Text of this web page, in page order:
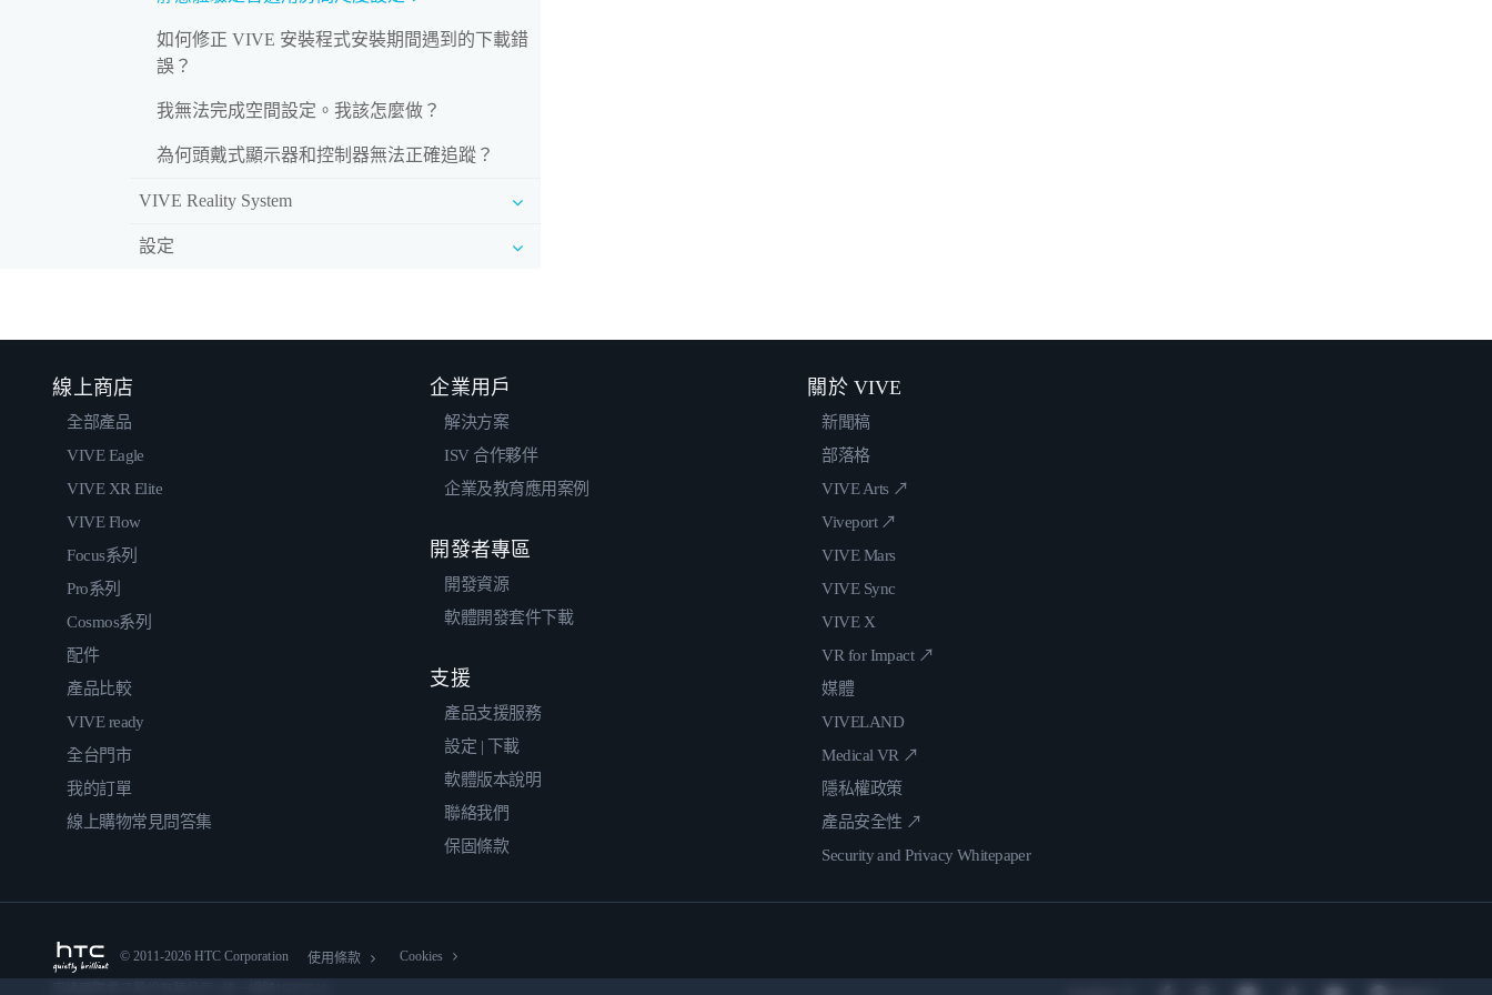
如何修正 VIVE 安裝程式安裝期間遇到的下載錯
誤？
我無法完成空間設定。我該怎麼做？
為何頭戴式顯示器和控制器無法正確追蹤？
VIVE Reality System
設定
線上商店
全部產品
VIVE Eagle
VIVE XR Elite
VIVE Flow
Focus系列
Pro系列
Cosmos系列
配件
產品比較
VIVE ready
全台門市
我的訂單
線上購物常見問答集
企業用戶
解決方案
ISV 合作夥伴
企業及教育應用案例
開發者專區
開發資源
軟體開發套件下載
支援
產品支援服務
設定 | 下載
軟體版本說明
聯絡我們
保固條款
關於 VIVE
新聞稿
部落格
VIVE Arts ↗
Viveport ↗
VIVE Mars
VIVE Sync
VIVE X
VR for Impact ↗
媒體
VIVELAND
Medical VR ↗
隱私權政策
產品安全性 ↗
Security and Privacy Whitepaper
© 2011-2026 HTC Corporation 使用條款 Cookies